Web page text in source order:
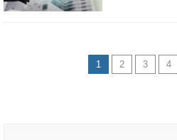
1 2 3 4